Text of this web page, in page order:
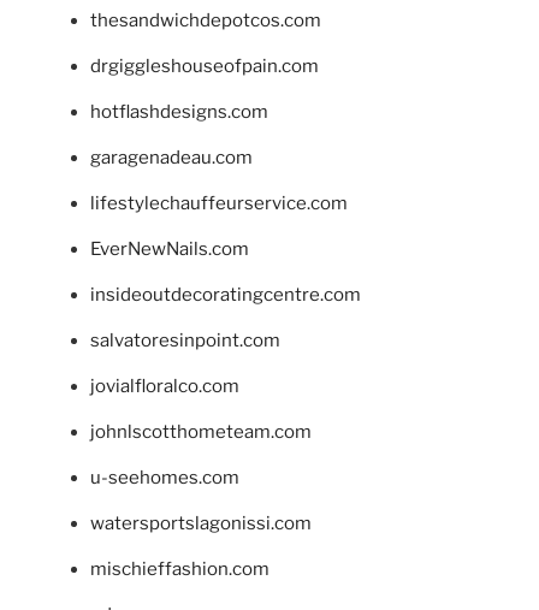
thesandwichdepotcos.com
drgiggleshouseofpain.com
hotflashdesigns.com
garagenadeau.com
lifestylechauffeurservice.com
EverNewNails.com
insideoutdecoratingcentre.com
salvatoresinpoint.com
jovialfloralco.com
johnlscotthometeam.com
u-seehomes.com
watersportslagonissi.com
mischieffashion.com